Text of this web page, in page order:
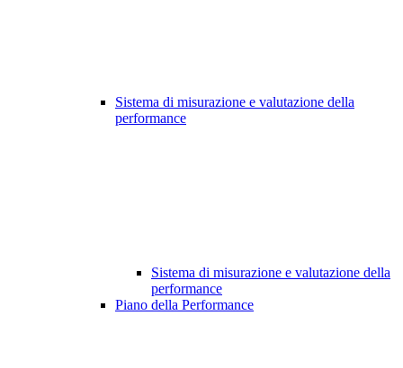
Sistema di misurazione e valutazione della
performance
Sistema di misurazione e valutazione della
performance
Piano della Performance